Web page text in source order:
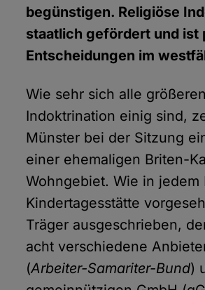
begünstigen. Religiöse
staatlich gefördert und ist
Entscheidungen im
Wie sehr sich alle
Indoktrination einig sind,
Münster bei der Sitzung
einer ehemaligen Briten-
Wohngebiet. Wie in
Kindertagesstätte
Träger ausgeschrieben,
acht verschiedene
(Arbeiter-Samariter-Bund)